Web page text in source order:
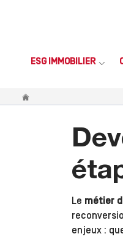
ESG IMMOBILIER
Vous êtes ici
Le métier
enjeux :